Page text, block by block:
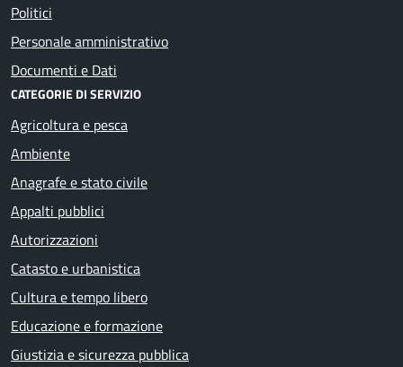
Politici
Personale amministrativo
Documenti e Dati
CATEGORIE DI SERVIZIO
Agricoltura e pesca
Ambiente
Anagrafe e stato civile
Appalti pubblici
Autorizzazioni
Catasto e urbanistica
Cultura e tempo libero
Educazione e formazione
Giustizia e sicurezza pubblica